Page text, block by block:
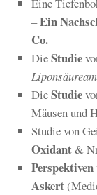
–Ein
Co.
DieStudie
DieStudie
Mäusen und
Studie von
Oxidant&
Perspektiven
Askert